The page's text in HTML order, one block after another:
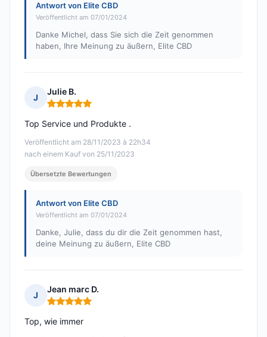
Antwort von Elite CBD
Veröffentlicht am 07/01/2024
Danke Michel, dass Sie sich die Zeit genommen
haben, Ihre Meinung zu äußern, Elite CBD
J
Julie B.
Hinweis: 5 von 5
Veröffentlicht am 28/11/2023 à 22h34
nach einem Kauf von 25/11/2023
Top Service und Produkte .
Übersetzte Bewertungen
Antwort von Elite CBD
Veröffentlicht am 07/01/2024
Danke, Julie, dass du dir die Zeit genommen hast,
deine Meinung zu äußern, Elite CBD
J
Jean marc D.
Hinweis: 5 von 5
Top, wie immer